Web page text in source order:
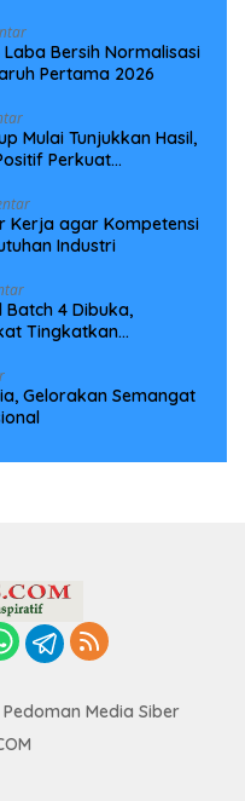
Laba Bersih Normalisasi
Pertama 2026
Mulai Tunjukkan Hasil,
Perkuat
Kerja agar Kompetensi
Industri
Batch 4 Dibuka,
Tingkatkan
Gelorakan Semangat
Pedoman Media Siber